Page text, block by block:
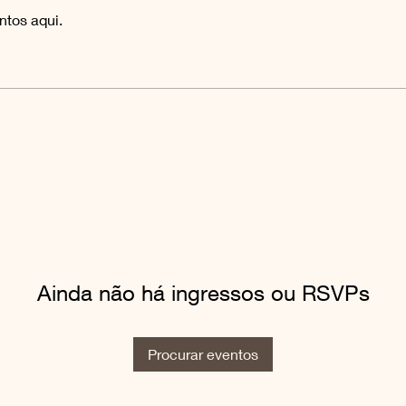
aqui.
Ainda não há ingressos ou RSVPs
Procurar eventos